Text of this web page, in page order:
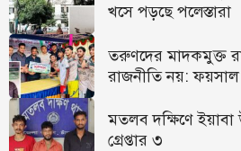
খসে পড়ছে পলেস্তারা
তরুণদের মাদকমুক্ত
রাজনীতি নয়:
মতলব দক্ষিণে ইয়াবা
গ্রেপ্তার ৩